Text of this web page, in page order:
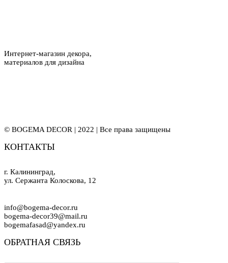
Интернет-магазин декора,
материалов для дизайна
© BOGEMA DECOR | 2022 | Все права защищены
КОНТАКТЫ
г. Калининград,
ул. Сержанта Колоскова, 12
info@bogema-decor.ru
bogema-decor39@mail.ru
bogemafasad@yandex.ru
ОБРАТНАЯ СВЯЗЬ